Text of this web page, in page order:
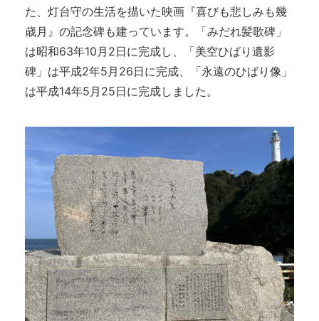
た、灯台守の生活を描いた映画『喜びも悲しみも幾
歳月』の記念碑も建っています。「みだれ髪歌碑」
は昭和63年10月2日に完成し、「美空ひばり遺影
碑」は平成2年5月26日に完成、「永遠のひばり像」
は平成14年5月25日に完成しました。